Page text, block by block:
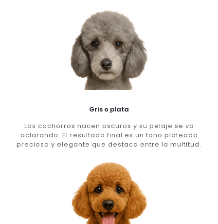
Gris o plata
Los cachorros nacen oscuros y su pelaje se va
aclarando. El resultado final es un tono plateado
precioso y elegante que destaca entre la multitud.